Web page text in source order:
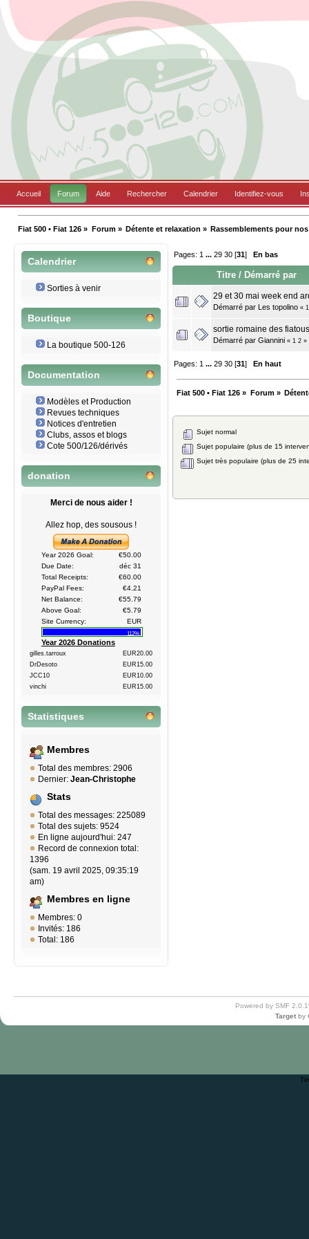
Accueil Forum Aide Rechercher Calendrier Identifiez-vous
Fiat 500 • Fiat 126 » Forum» Détente et relaxation » Rassemblements pour
Calendrier
Sorties à venir
Boutique
La boutique 500-126
Documentation
Modèles et Production
Revues techniques
Notices d'entretien
Clubs, assos et blogs
Cote 500/126/dérivés
donation
Merci de nous aider !
Allez hop, des sousous !
Year 2026 Goal:
€50.00
Due Date:
déc 31
Total Receipts:
€60.00
PayPal Fees:
€4.21
Net Balance:
€55.79
Above Goal:
€5.79
Site Currency:
EUR
112%
Year 2026 Donations
gilles.tarroux
EUR20.00
DrDesoto
EUR15.00
JCC10
EUR10.00
vinchi
EUR15.00
Statistiques
Membres
Total des membres: 2906
Dernier: Jean-Christophe
Stats
Total des messages: 225089
Total des sujets: 9524
En ligne aujourd'hui: 247
Record de connexion total:
1396
(sam. 19 avril 2025, 09:35:19
am)
Membres en ligne
Membres: 0
Invités: 186
Total: 186
Pages: 1 ...29 30 [31] En bas
Titre / Démarré par
29 et 30 mai week end
Démarré par Les topolino « 1
sortie romaine des
Démarré par Giannini « 1 2 »
Pages: 1 ...29 30 [31]En haut
Fiat 500 • Fiat 126 » Forum»
Sujet normal
Sujet populaire (plus de 15
Sujet très populaire (plus de 25
Powered by SMF
Target by